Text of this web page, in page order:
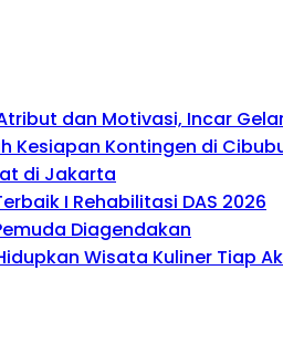
dan Motivasi, Incar
Kesiapan Kontingen di
di Jakarta
I Rehabilitasi DAS 2026
Diagendakan
Wisata Kuliner Tiap